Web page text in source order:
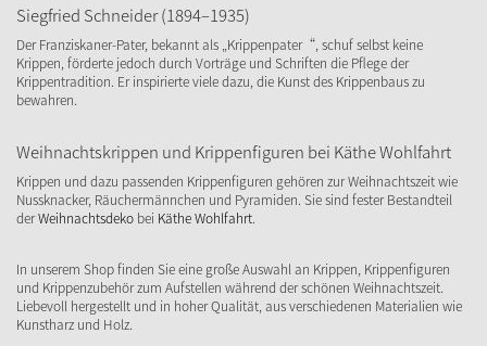
Siegfried Schneider (1894–1935)
Der Franziskaner-Pater, bekannt als „Krippenpater“, schuf selbst keine
Krippen, förderte jedoch durch Vorträge und Schriften die Pflege der
Krippentradition. Er inspirierte viele dazu, die Kunst des Krippenbaus zu
bewahren.
Weihnachtskrippen und Krippenfiguren bei Käthe Wohlfahrt
Krippen und dazu passenden Krippenfiguren gehören zur Weihnachtszeit wie
Nussknacker, Räuchermännchen und Pyramiden. Sie sind fester Bestandteil
derWeihnachtsdeko bei Käthe Wohlfahrt.
In unserem Shop finden Sie eine große Auswahl an Krippen, Krippenfiguren
und Krippenzubehör zum Aufstellen während der schönen Weihnachtszeit.
Liebevoll hergestellt und in hoher Qualität, aus verschiedenen Materialien wie
Kunstharz und Holz.